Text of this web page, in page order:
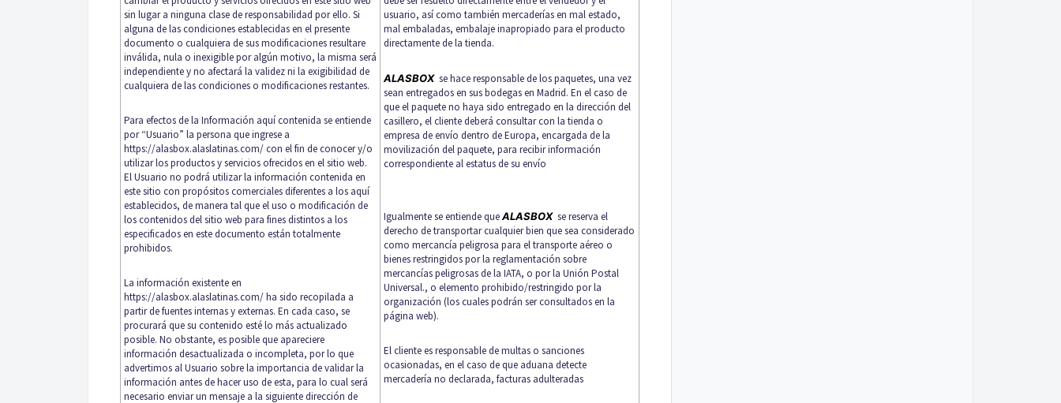
sin lugar a ninguna clase de responsabilidad por ello. Si
alguna de las condiciones establecidas en el presente
documento o cualquiera de sus modificaciones resultare
inválida, nula o inexigible por algún motivo, la misma será
independiente y no afectará la validez ni la exigibilidad de
cualquiera de las condiciones o modificaciones restantes.
Para efectos de la Información aquí contenida se entiende
por “Usuario” la persona que ingrese a
https://alasbox.alaslatinas.com/con el fin de conocer y/o
utilizar los productos y servicios ofrecidos en el sitio web.
El Usuario no podrá utilizar la información contenida en
este sitio con propósitos comerciales diferentes a los aquí
establecidos, de manera tal que el uso o modificación de
los contenidos del sitio web para fines distintos a los
especificados en este documento están totalmente
prohibidos.
La información existente en
https://alasbox.alaslatinas.com/ha sido recopilada a
partir de fuentes internas y externas. En cada caso, se
procurará que su contenido esté lo más actualizado
posible. No obstante, es posible que apareciere
información desactualizada o incompleta, por lo que
advertimos al Usuario sobre la importancia de validar la
información antes de hacer uso de esta, para lo cual será
necesario enviar un mensaje a la siguiente dirección de
usuario, así como también mercaderías en mal estado,
mal embaladas, embalaje inapropiado para el producto
directamente de la tienda.
ALASBOX se hace responsable de los paquetes, una vez
sean entregados en sus bodegas en Madrid. En el caso de
que el paquete no haya sido entregado en la dirección del
casillero, el cliente deberá consultar con la tienda o
empresa de envío dentro de Europa, encargada de la
movilización del paquete, para recibir información
correspondiente al estatus de su envío
Igualmente se entiende queALASBOX se reserva el
derecho de transportar cualquier bien que sea considerado
como mercancía peligrosa para el transporte aéreo o
bienes restringidos por la reglamentación sobre
mercancías peligrosas de la IATA, o por la Unión Postal
Universal., o elemento prohibido/restringido por la
organización (los cuales podrán ser consultados en la
página web).
El cliente es responsable de multas o sanciones
ocasionadas, en el caso de que aduana detecte
mercadería no declarada, facturas adulteradas